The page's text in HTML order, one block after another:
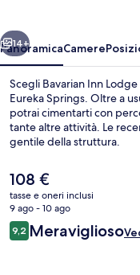
Avanti
14+
PanoramicaCamere
Scegli Bavarian Inn
Eureka Springs. Oltre a
potrai cimentarti con
tante altre attività. Le
gentile della struttura.
Il
prezzo
attuale
è
108 €
108 €
tasse e oneri inclusi
9 ago - 10 ago
Recensioni
9,29,2 su 10
Meraviglioso